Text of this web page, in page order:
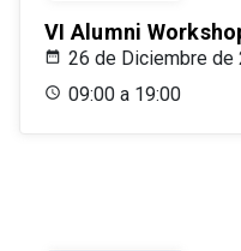
VI Alumni
26 de Diciembre de
09:00 a 19:00